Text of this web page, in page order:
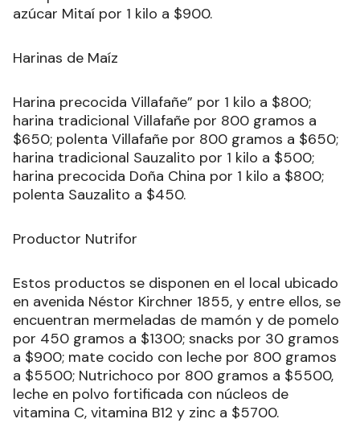
azúcar Mitaí por 1 kilo a $900.
Harinas de Maíz
Harina precocida Villafañe” por 1 kilo a $800;
harina tradicional Villafañe por 800 gramos a
$650; polenta Villafañe por 800 gramos a $650;
harina tradicional Sauzalito por 1 kilo a $500;
harina precocida Doña China por 1 kilo a $800;
polenta Sauzalito a $450.
Productor Nutrifor
Estos productos se disponen en el local ubicado
en avenida Néstor Kirchner 1855, y entre ellos, se
encuentran mermeladas de mamón y de pomelo
por 450 gramos a $1300; snacks por 30 gramos
a $900; mate cocido con leche por 800 gramos
a $5500; Nutrichoco por 800 gramos a $5500,
leche en polvo fortificada con núcleos de
vitamina C, vitamina B12 y zinc a $5700.